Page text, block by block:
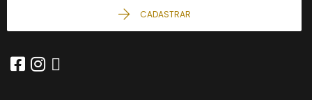
CADASTRAR